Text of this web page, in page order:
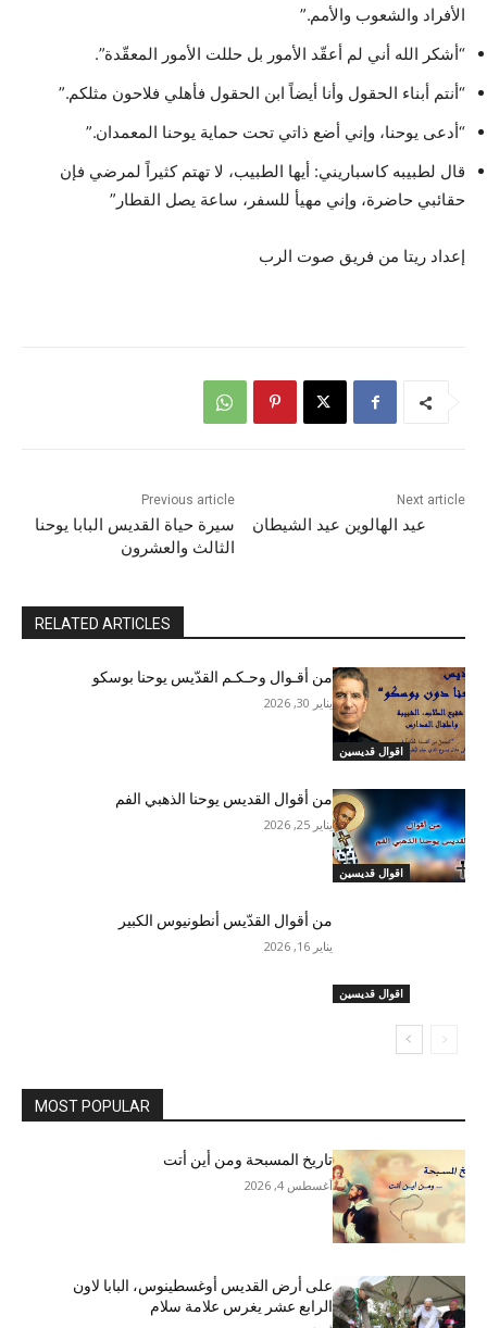
الأفراد والشعوب والأمم.”
“أشكر الله أني لم أعقّد الأمور بل حللت الأمور المعقّدة”.
“أنتم أبناء الحقول وأنا أيضاً ابن الحقول فأهلي فلاحون مثلكم.”
“أدعى يوحنا، وإني أضع ذاتي تحت حماية يوحنا المعمدان.”
قال لطبيبه كاسباريني: أيها الطبيب، لا تهتم كثيراً لمرضي فإن
حقائبي حاضرة، وإني مهيأ للسفر، ساعة يصل القطار”
إعداد ريتا من فريق صوت الرب
Previous article
سيرة حياة القديس البابا يوحنا
الثالث والعشرون
Next article
عيد الهالوين عيد الشيطان
RELATED ARTICLES
اقوال قديسين
من أقـوال وحـكـم القدّيس يوحنا بوسكو
يناير 30, 2026
اقوال قديسين
من أقوال القديس يوحنا الذهبي الفم
يناير 25, 2026
اقوال قديسين
من أقوال القدّيس أنطونيوس الكبير
يناير 16, 2026
MOST POPULAR
تاريخ المسبحة ومن أين أتت
أغسطس 4, 2026
على أرض القديس أوغسطينوس، البابا لاون
الرابع عشر يغرس علامة سلام